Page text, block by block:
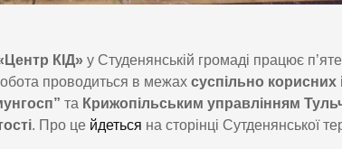
КІД» у Студенянській громаді працює
проводиться в межах суспільно корисних
та Крижопільським управлінням
. Про це йдеться на сторінці Сутденянської